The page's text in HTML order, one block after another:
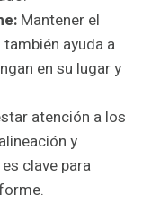
Mantener el
ayuda a
en su lugar y
atención a los
y
clave para